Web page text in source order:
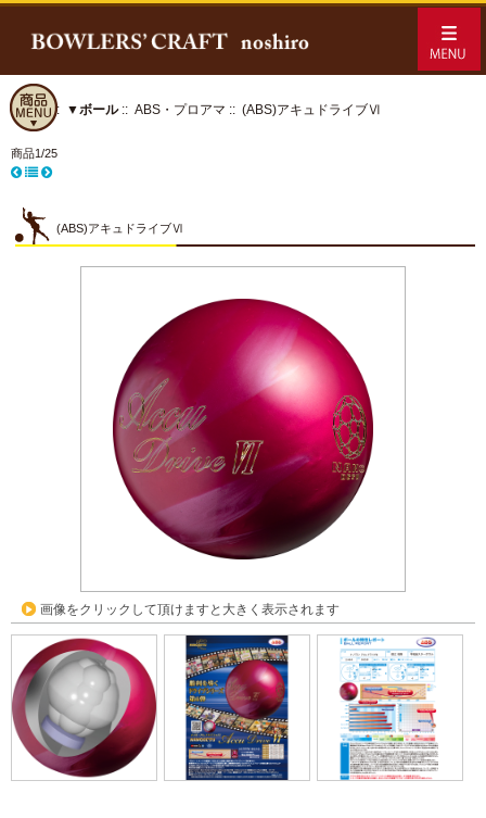
ホーム:: ▼ボール:: ABS・プロアマ :: (ABS)アキュドライブⅥ
商品1/25
(ABS)アキュドライブⅥ
画像をクリックして頂けますと大きく表示されます